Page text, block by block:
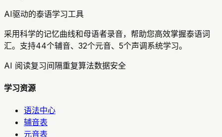
AI驱动的泰语学习工具
采用科学的记忆曲线和母语者录音，帮助您高效掌握泰语词
汇。支持44个辅音、32个元音、5个声调系统学习。
AI 阅读复习间隔重复算法数据安全
学习资源
语法中心
辅音表
元音表